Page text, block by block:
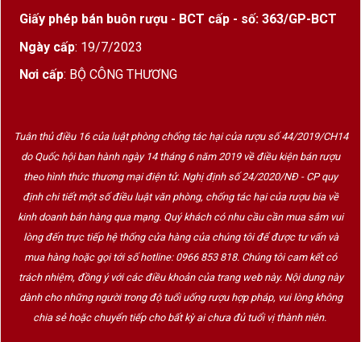
Các sản phẩm hộp quà bánh trung thu khác
Các sản phẩm quà tặng khác
Giấy phép bán buôn rượu - BCT cấp - số: 363/GP-BCT
Ngày cấp: 19/7/2023
Nơi cấp: BỘ CÔNG THƯƠNG
Tuân thủ điều 16 của luật phòng chống tác hại của rượu số 44/2019/CH14
do Quốc hội ban hành ngày 14 tháng 6 năm 2019 về điều kiện bán rượu
theo hình thức thương mại điện tử. Nghị định số 24/2020/NĐ - CP quy
định chi tiết một số điều luật văn phòng, chống tác hại của rượu bia về
kinh doanh bán hàng qua mạng. Quý khách có nhu cầu cần mua sắm vui
lòng đến trực tiếp hệ thống cửa hàng của chúng tôi để được tư vấn và
mua hàng hoặc gọi tới số hotline: 0966 853 818. Chúng tôi cam kết có
trách nhiệm, đồng ý với các điều khoản của trang web này. Nội dung này
dành cho những người trong độ tuổi uống rượu hợp pháp, vui lòng không
chia sẻ hoặc chuyển tiếp cho bất kỳ ai chưa đủ tuổi vị thành niên.